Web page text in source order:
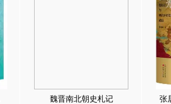
魏晋南北朝史札记 张